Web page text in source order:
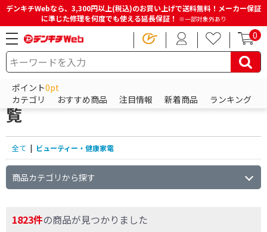
デンキチWebなら、3,300円以上(税込)のお買い上げで送料無料！メーカー保証
に準じた修理を何度でも使える延長保証！ ※一部対象外あり
0
ポイント0pt
カテゴリ
おすすめ商品 注目情報 新着商品 ランキング
HOME 商品一覧ページ ビューティー・健康家電
ビューティー・健康家電の商品一
覧
全て | ビューティー・健康家電
商品カテゴリから探す
1823件の商品が見つかりました